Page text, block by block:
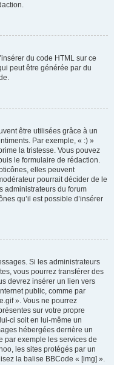
du code HTML sur ce
peut être générée par du
être utilisées grâce à un
Par exemple, « :) »
la tristesse. Vous pouvez
le formulaire de rédaction.
elles peuvent
pourrait décider de le
administrateurs du forum
qu’il est possible d’insérer
Si les administrateurs
vous pourrez transférer des
devrez insérer un lien vers
public, comme par
». Vous ne pourrez
sur votre propre
ci soit en lui-même un
hébergées derrière un
par exemple les services de
les sites protégés par un
la balise BBCode « [img] ».